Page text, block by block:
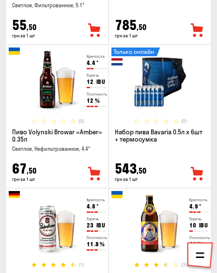
Светлое, Фильтрованное, 5.1°
55,50
грн за 1 шт
785,50
грн за 1 шт
Крепость
4.4°
Горечь
12 IBU
Плотность
12 %
(0)
Пиво Volynski Browar «Amber»
0.35л
Светлое, Нефильтрованное, 4.4°
67,50
грн за 1 шт
(0)
Только онлайн
Набор пива Bavaria 0.5л х 6шт
+ термосумка
543,50
грн за 1 шт
Крепость
4.8 °
Горечь
23 IBU
Плотность
11.8 %
(1)
Крепость
4.9 °
Горечь
10 IBU
Плотность
11%
(3)